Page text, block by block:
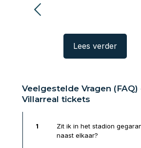
Lees verder
Veelgestelde Vragen (FAQ)
Villarreal tickets
1
Zit ik in het stadion
naast elkaar?